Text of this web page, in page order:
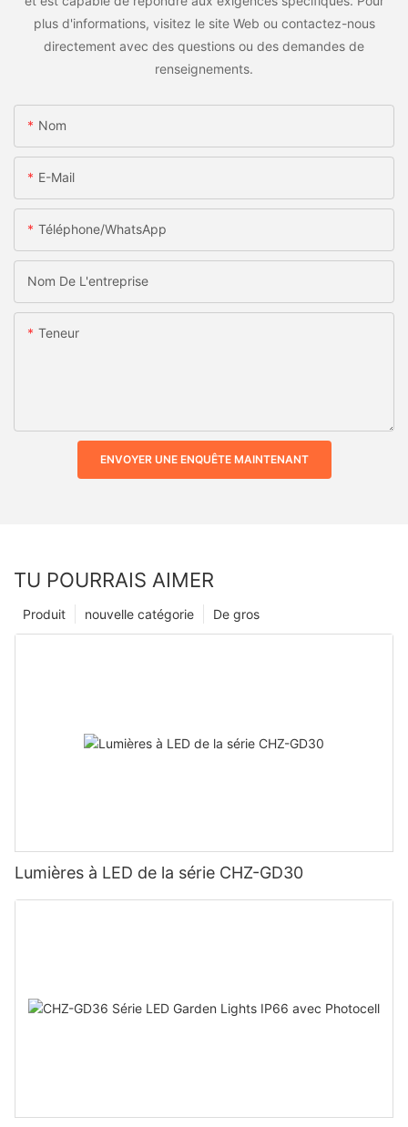
plus d'informations, visitez le site Web ou contactez-nous
directement avec des questions ou des demandes de
renseignements.
Nom
E-Mail
Téléphone/WhatsApp
Nom De L'entreprise
Teneur
ENVOYER UNE ENQUÊTE MAINTENANT
TU POURRAIS AIMER
De gros
nouvelle catégorie
Produit
Lumières à LED de la série CHZ-GD30